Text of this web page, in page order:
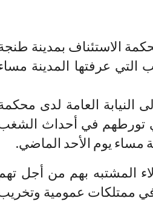
لدى محكمة الاستئناف بمدينة
عرفتها المدينة
تقديم 16 شخصا إلى النيابة العامة لدى
في تورطهم في أحداث
مساء يوم الأحد الماضي.
المشتبه بهم من أجل
في ممتلكات عمومية